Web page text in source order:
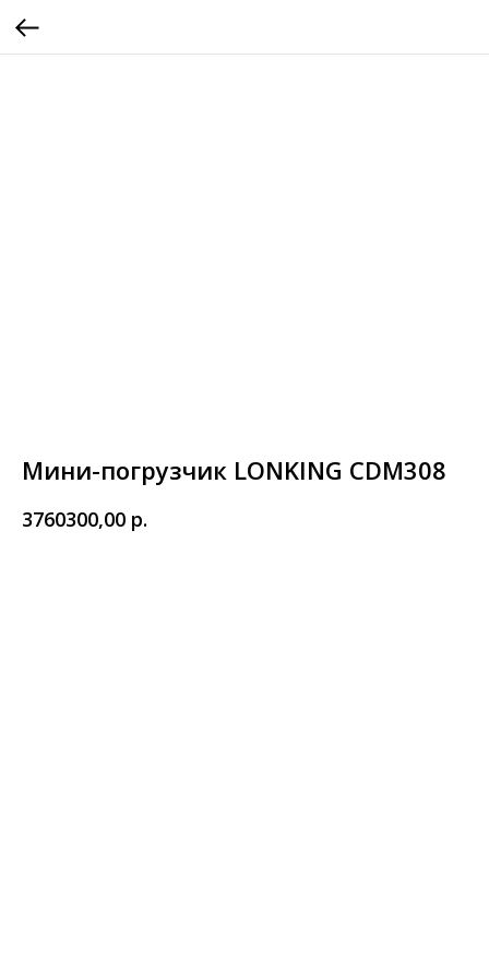
Мини-погрузчик LONKING CDM308
3760300,00 р.